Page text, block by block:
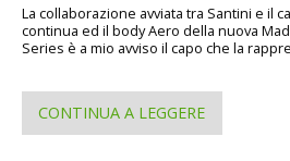
La collaborazione avviata tra Santini e il
continua ed il body Aero della nuova
Series è a mio avviso il capo che la
CONTINUA A LEGGERE